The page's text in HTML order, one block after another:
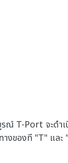
ณ์ T-Port จะดำ
งของที "T" และ